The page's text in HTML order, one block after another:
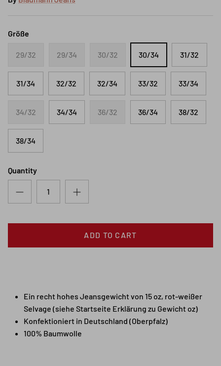
Größe
29/32 29/34 30/32 30/34 31/32
31/34 32/32 32/34 33/32 33/34
34/32 34/34 36/32 36/34 38/32
38/34
Quantity
ADD TO CART
Ein recht hohes Jeansgewicht von 15 oz, rot-weißer
Selvage (siehe Startseite Erklärung zu Gewicht oz)
Konfektioniert in Deutschland (Oberpfalz)
100% Baumwolle